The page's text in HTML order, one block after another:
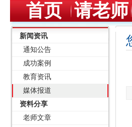
首页 请老师
新闻资讯
通知公告
成功案例
教育资讯
媒体报道
资料分享
老师文章